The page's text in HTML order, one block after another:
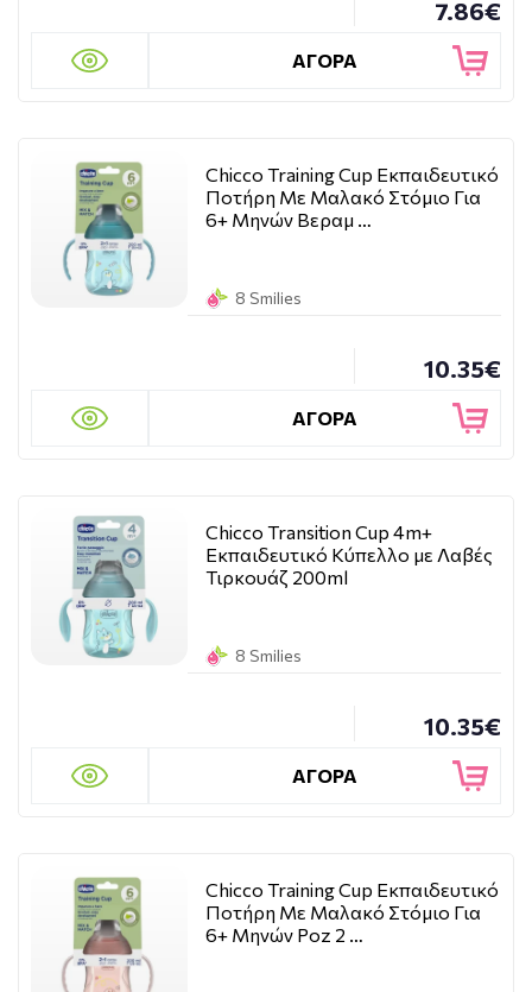
7.86€
ΑΓΟΡΑ
Chicco Training Cup Εκπαιδευτικό
Ποτήρη Με Μαλακό Στόμιο Για
6+ Μηνών Βεραμ …
8 Smilies
10.35€
ΑΓΟΡΑ
Chicco Transition Cup 4m+
Εκπαιδευτικό Κύπελλο με Λαβές
Τιρκουάζ 200ml
8 Smilies
10.35€
ΑΓΟΡΑ
Chicco Training Cup Εκπαιδευτικό
Ποτήρη Με Μαλακό Στόμιο Για
6+ Μηνών Poz 2 …